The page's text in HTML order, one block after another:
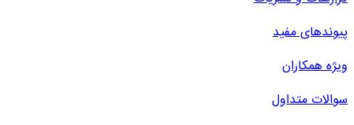
پیوندهای مفید
ویژه همکاران
سوالات متداول